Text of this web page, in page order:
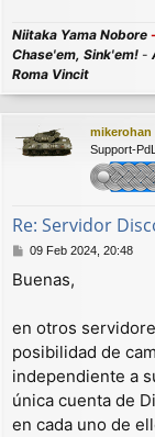
Niitaka Yama Nobore -
Chase'em, Sink'em! -
Roma Vincit
mikerohan
Support-PdL
Re: Servidor
M
n
j
e
09 Feb 2024, 20:48
Buenas,
en otros
posibilidad de
independiente a
única cuenta de
en cada uno de